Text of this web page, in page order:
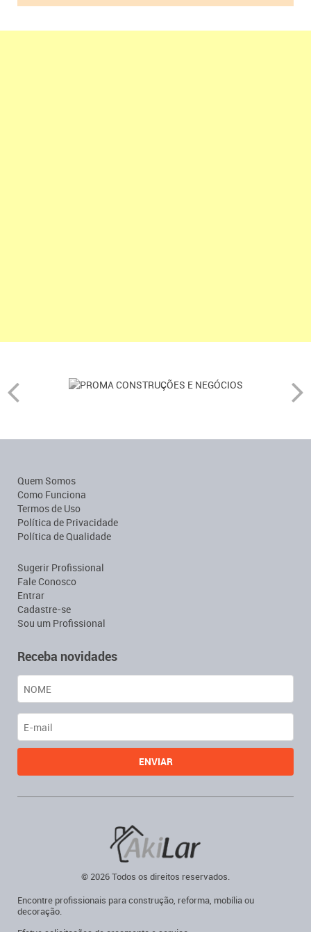
Quem Somos
Como Funciona
Termos de Uso
Política de Privacidade
Política de Qualidade
Sugerir Profissional
Fale Conosco
Entrar
Cadastre-se
Sou um Profissional
Receba novidades
Encontre profissionais para construção, reforma, mobília ou
decoração.
© 2026 Todos os direitos reservados.